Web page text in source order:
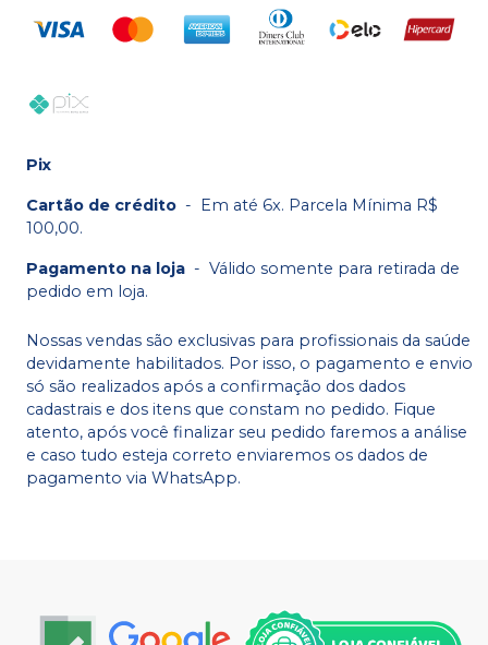
Pix
Cartão de crédito - Em até 6x. Parcela Mínima R$
100,00.
Pagamento na loja - Válido somente para retirada de
pedido em loja.
Nossas vendas são exclusivas para profissionais da saúde
devidamente habilitados. Por isso, o pagamento e envio
só são realizados após a confirmação dos dados
cadastrais e dos itens que constam no pedido. Fique
atento, após você finalizar seu pedido faremos a análise
e caso tudo esteja correto enviaremos os dados de
pagamento via WhatsApp.